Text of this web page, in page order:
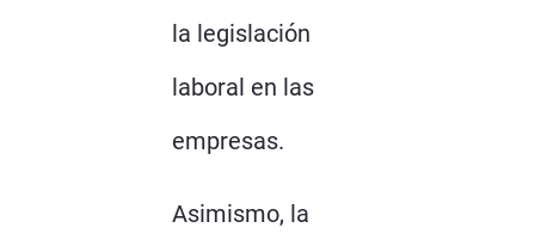
la legislación
laboral en las
empresas.
Asimismo, la